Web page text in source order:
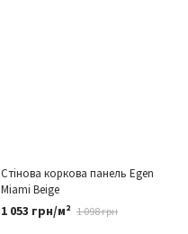
Стінова коркова панель Egen
Miami Beige
1 053 грн/м² 1 098 грн